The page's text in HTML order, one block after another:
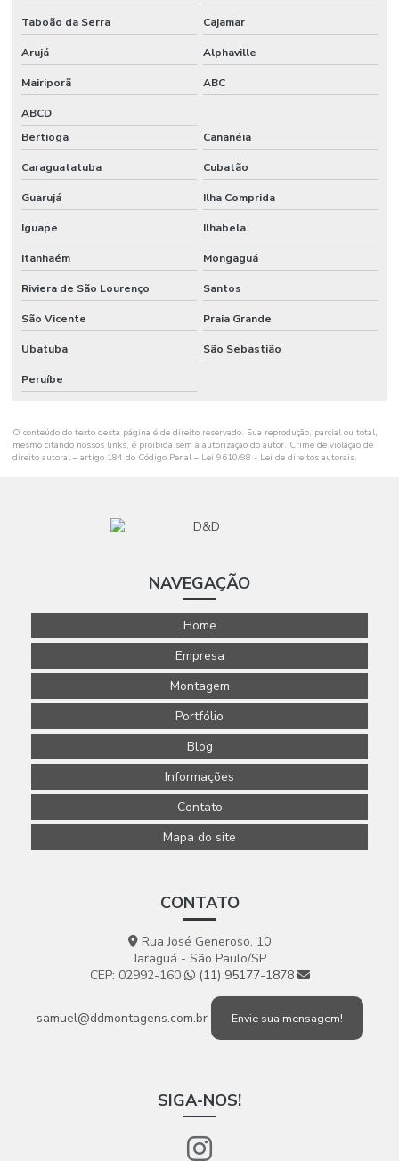
Taboão da Serra Cajamar
Arujá Alphaville
Mairiporã ABC
ABCD
Bertioga
Cananéia
Caraguatatuba Cubatão
Guarujá Ilha Comprida
Iguape Ilhabela
Itanhaém Mongaguá
Riviera de São Lourenço Santos
São Vicente Praia Grande
Ubatuba São Sebastião
Peruíbe
O conteúdo do texto desta página é de direito reservado. Sua reprodução, parcial ou total,
mesmo citando nossos links, é proibida sem a autorização do autor. Crime de violação de
direito autoral – artigo 184 do Código Penal – Lei 9610/98 - Lei de direitos autorais.
NAVEGAÇÃO
Home
Empresa
Montagem
Portfólio
Blog
Informações
Contato
Mapa do site
CONTATO
Rua José Generoso, 10
Jaraguá - São Paulo/SP
CEP: 02992-160
(11) 95177-1878
samuel@ddmontagens.com.br Envie sua mensagem!
SIGA-NOS!